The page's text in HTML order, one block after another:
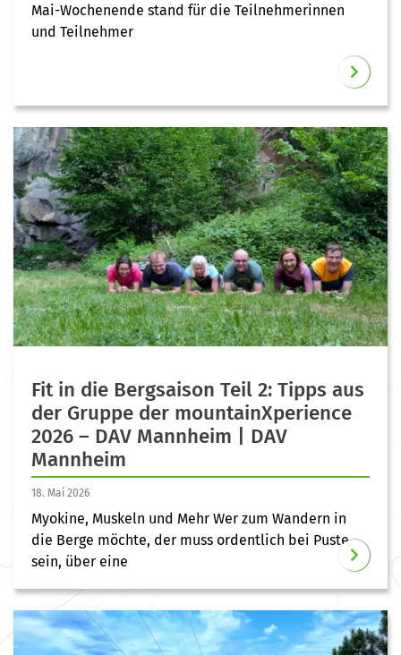
Mai-Wochenende stand für die Teilnehmerinnen
und Teilnehmer
Fit in die Bergsaison Teil 2: Tipps aus
der Gruppe der mountainXperience
2026 – DAV Mannheim | DAV
Mannheim
18. Mai 2026
Myokine, Muskeln und Mehr Wer zum Wandern in
die Berge möchte, der muss ordentlich bei Puste
sein, über eine